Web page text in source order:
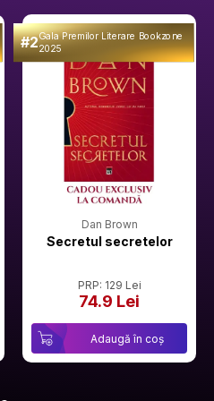
#2Gala Premilor Literare Bookzone
2025
Dan Brown
Secretul secretelor
PRP: 129 Lei
74.9 Lei
Adaugă în coș